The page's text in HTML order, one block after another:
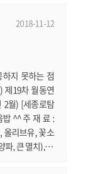
보고기지가 있
출지가 가장
2018-11-12
지 못하는 점
제19차 월동연
2월) [세종로탐
밥 ^^ 주 재 료 :
올리브유, 꽃소
파, 큰 멸치), 계